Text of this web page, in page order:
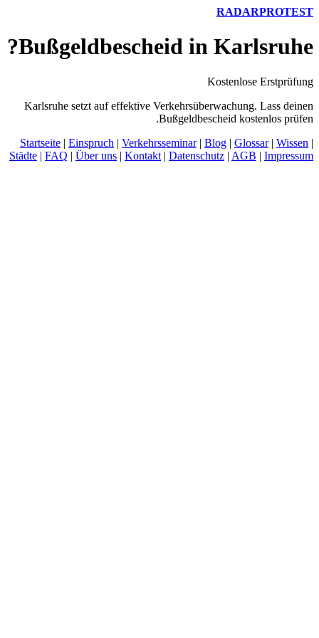
RADARPROTEST
Bußgeldbescheid in Karlsruhe?
Kostenlose Erstprüfung
Karlsruhe setzt auf effektive Verkehrsüberwachung. Lass deinen
Bußgeldbescheid kostenlos prüfen.
Startseite | Einspruch | Verkehrsseminar| Blog | Glossar| Wissen |
Städte | FAQ | Über uns | Kontakt | Datenschutz | AGB | Impressum